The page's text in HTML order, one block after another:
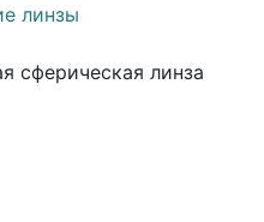
линзы
сферическая линза